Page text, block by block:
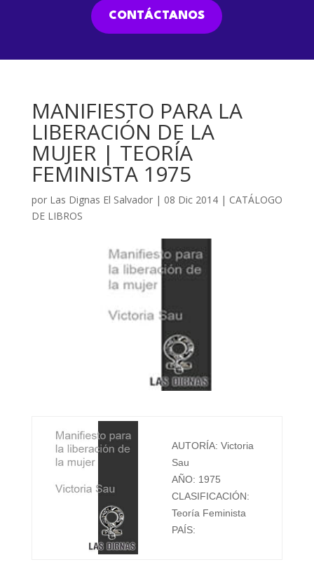
CONTÁCTANOS
MANIFIESTO PARA LA
LIBERACIÓN DE LA
MUJER | TEORÍA
FEMINISTA 1975
por Las Dignas El Salvador| 08 Dic 2014| CATÁLOGO
DE LIBROS
AUTORÍA: Victoria
Sau
AÑO: 1975
CLASIFICACIÓN:
Teoría Feminista
PAÍS: